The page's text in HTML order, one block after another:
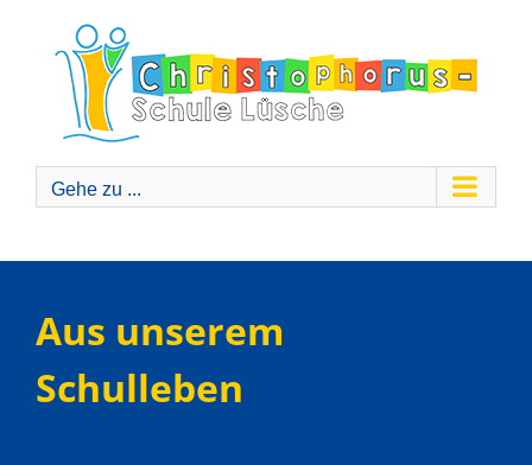
springen
Gehe zu ...
Aus unserem
Schulleben